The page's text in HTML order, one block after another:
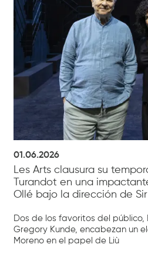
01.06.2026
Les Arts clausura su
Turandot en una
Ollé bajo la dirección de
Dos de los favoritos del público,
Gregory Kunde, encabezan un
Moreno en el papel de Liù